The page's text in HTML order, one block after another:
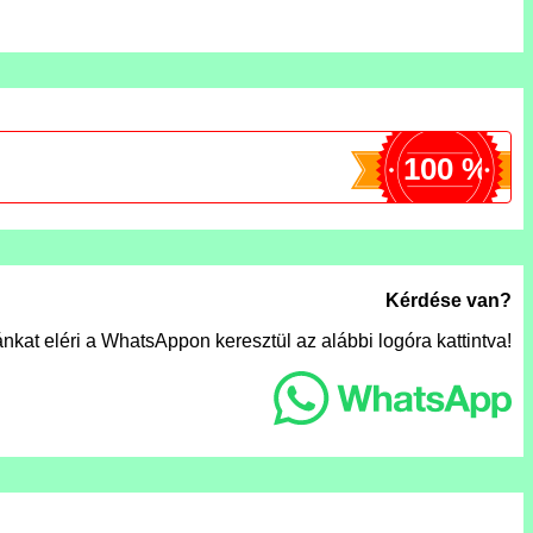
100 %
Kérdése van?
eléri a WhatsAppon keresztül az alábbi logóra kattintva!